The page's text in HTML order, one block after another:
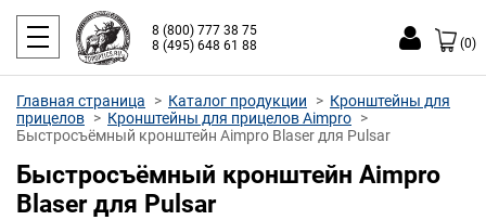
8 (800) 777 38 75
8 (495) 648 61 88
(0)
Главная страница Каталог продукции
Кронштейны для
прицелов
Кронштейны для прицелов Aimpro
Быстросъёмный кронштейн Aimpro Blaser для Pulsar
Быстросъёмный кронштейн Aimpro
Blaser для Pulsar